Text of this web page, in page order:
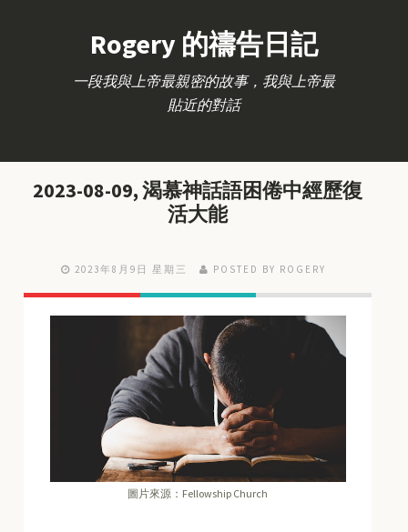
Rogery 的禱告日記
一段我與上帝最親密的故事，我與上帝最
貼近的對話
2023-08-09, 渴慕神話語困倦中經歷復
活大能
2023年8月9日 星期三 POSTED BY ROGERY
圖片來源：Fellowship Church